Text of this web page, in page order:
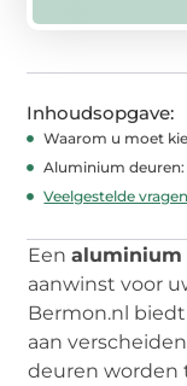
Inhoudsopgave:
Waarom u moet
Aluminium
Veelgestelde vragen
Eenaluminium
aanwinst voor
Bermon.nl
aan
deuren worden